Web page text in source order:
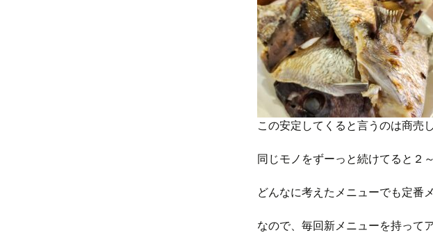
この安定してくると言うのは商売
同じモノをずーっと続けてると２
どんなに考えたメニューでも定番
なので、毎回新メニューを持って